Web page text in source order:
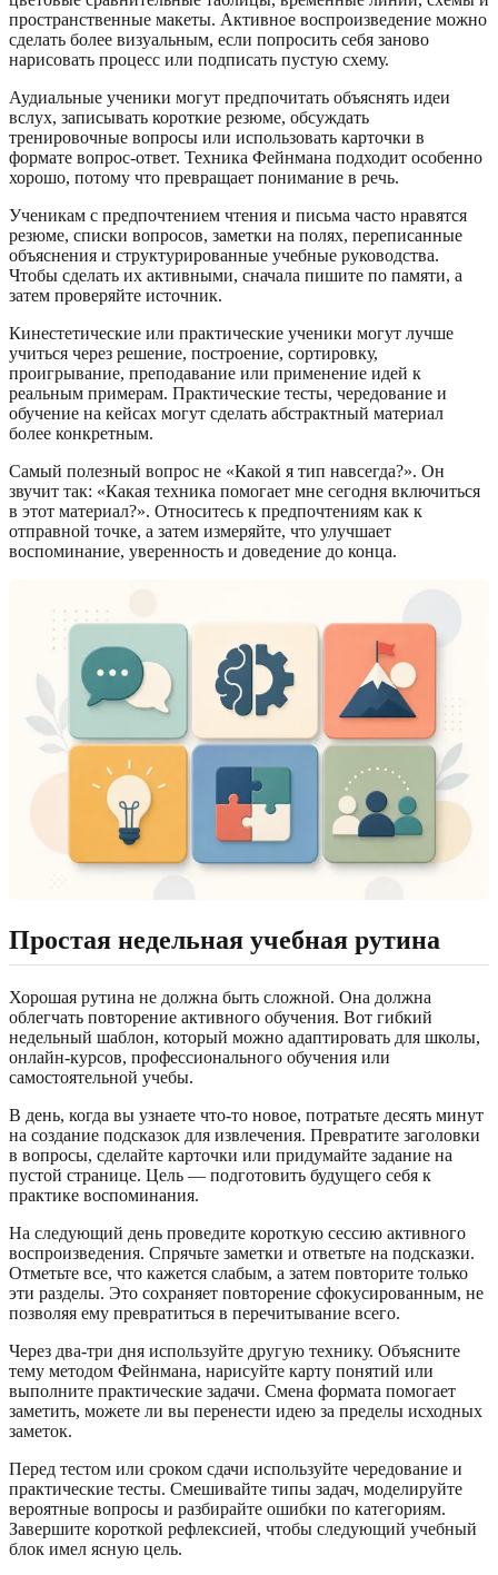
пространственные макеты. Активное воспроизведение можно
сделать более визуальным, если попросить себя заново
нарисовать процесс или подписать пустую схему.
Аудиальные ученики могут предпочитать объяснять идеи
вслух, записывать короткие резюме, обсуждать
тренировочные вопросы или использовать карточки в
формате вопрос-ответ. Техника Фейнмана подходит особенно
хорошо, потому что превращает понимание в речь.
Ученикам с предпочтением чтения и письма часто нравятся
резюме, списки вопросов, заметки на полях, переписанные
объяснения и структурированные учебные руководства.
Чтобы сделать их активными, сначала пишите по памяти, а
затем проверяйте источник.
Кинестетические или практические ученики могут лучше
учиться через решение, построение, сортировку,
проигрывание, преподавание или применение идей к
реальным примерам. Практические тесты, чередование и
обучение на кейсах могут сделать абстрактный материал
более конкретным.
Самый полезный вопрос не «Какой я тип навсегда?». Он
звучит так: «Какая техника помогает мне сегодня включиться
в этот материал?». Относитесь к предпочтениям как к
отправной точке, а затем измеряйте, что улучшает
воспоминание, уверенность и доведение до конца.
Простая недельная учебная рутина
Хорошая рутина не должна быть сложной. Она должна
облегчать повторение активного обучения. Вот гибкий
недельный шаблон, который можно адаптировать для школы,
онлайн-курсов, профессионального обучения или
самостоятельной учебы.
В день, когда вы узнаете что-то новое, потратьте десять минут
на создание подсказок для извлечения. Превратите заголовки
в вопросы, сделайте карточки или придумайте задание на
пустой странице. Цель — подготовить будущего себя к
практике воспоминания.
На следующий день проведите короткую сессию активного
воспроизведения. Спрячьте заметки и ответьте на подсказки.
Отметьте все, что кажется слабым, а затем повторите только
эти разделы. Это сохраняет повторение сфокусированным, не
позволяя ему превратиться в перечитывание всего.
Через два-три дня используйте другую технику. Объясните
тему методом Фейнмана, нарисуйте карту понятий или
выполните практические задачи. Смена формата помогает
заметить, можете ли вы перенести идею за пределы исходных
заметок.
Перед тестом или сроком сдачи используйте чередование и
практические тесты. Смешивайте типы задач, моделируйте
вероятные вопросы и разбирайте ошибки по категориям.
Завершите короткой рефлексией, чтобы следующий учебный
блок имел ясную цель.